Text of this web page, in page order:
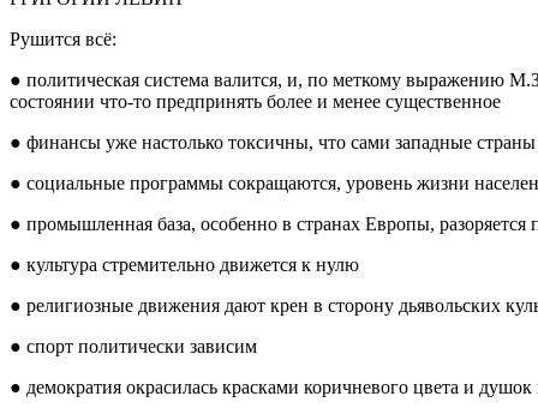
Рушится всё:
● политическая система валится, и, по меткому выражению
состоянии что-то предпринять более и менее существенное
● финансы уже настолько токсичны, что сами западные
● социальные программы сокращаются, уровень жизни
● промышленная база, особенно в странах Европы, разоряется
● культура стремительно движется к нулю
● религиозные движения дают крен в сторону дьявольских
● спорт политически зависим
● демократия окрасилась красками коричневого цвета и душок